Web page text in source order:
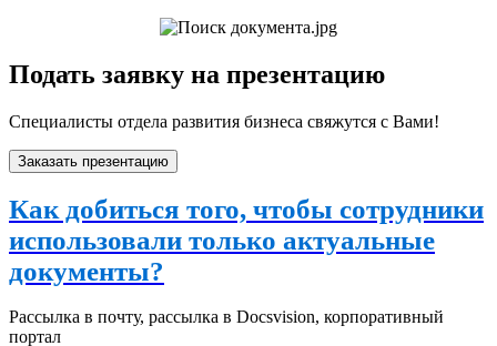
Подать заявку на презентацию
Специалисты отдела развития бизнеса свяжутся с Вами!
Заказать презентацию
Как добиться того, чтобы сотрудники
использовали только актуальные
документы?
Рассылка в почту, рассылка в Docsvision, корпоративный
портал